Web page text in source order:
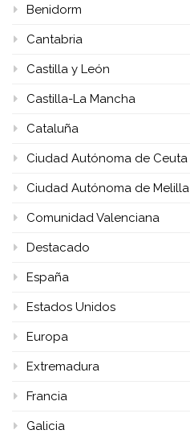
Benidorm
Cantabria
Castilla y León
Castilla-La Mancha
Cataluña
Ciudad Autónoma de Ceuta
Ciudad Autónoma de Melilla
Comunidad Valenciana
Destacado
España
Estados Unidos
Europa
Extremadura
Francia
Galicia